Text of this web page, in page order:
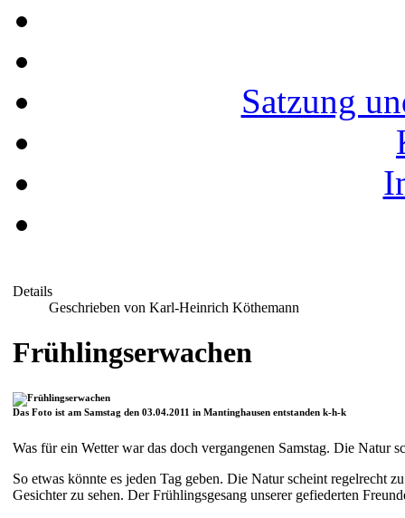
Satzung
Details
Geschrieben von Karl-Heinrich Köthemann
Frühlingserwachen
Das Foto ist am Samstag den 03.04.2011 in Mantinghausen entstanden k-h-k
Was für ein Wetter war das doch vergangenen Samstag. Die Natur
So etwas könnte es jeden Tag geben. Die Natur scheint regelrecht
Gesichter zu sehen. Der Frühlingsgesang unserer gefiederten